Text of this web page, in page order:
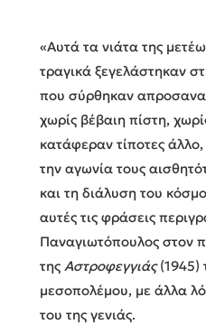
«Αυτά τα νιάτα της
τραγικά ξεγελάστηκαν
που σύρθηκαν
χωρίς βέβαιη πίστη,
κατάφεραν τίποτες
την αγωνία τους
και τη διάλυση του
αυτές τις φράσεις
Παναγιωτόπουλος στον
της Αστροφεγγιάς(1945)
μεσοπολέμου, με άλλα
του της γενιάς.